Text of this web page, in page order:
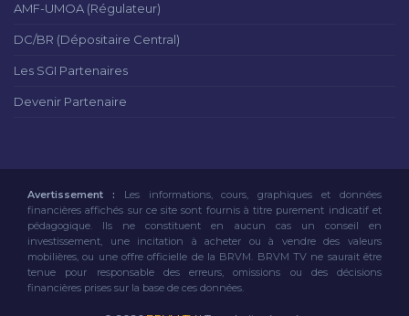
AMF-UMOA (Régulateur)
DC/BR (Dépositaire Central)
Les SGI Partenaires
Devenir Partenaire
Avertissement : Les informations, cours, graphiques et données
financières affichés sur ce site sont fournis à titre purement indicatif et
pédagogique. Ils ne constituent en aucun cas un conseil en
investissement, une incitation à acheter ou à vendre des valeurs
mobilières, ou une offre officielle de la BRVM. BRVM TV ne saurait être
tenue pour responsable des erreurs, omissions ou des décisions
financières prises sur la base de ces données.